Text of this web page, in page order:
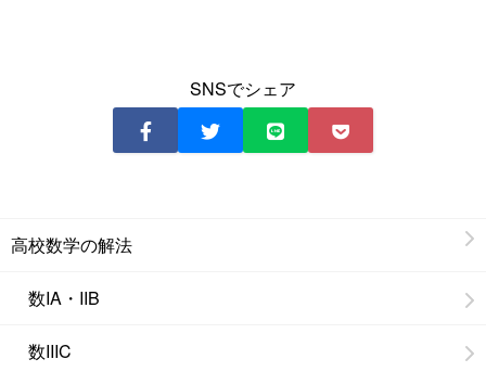
SNSでシェア
高校数学の解法
数IA・IIB
数IIIC